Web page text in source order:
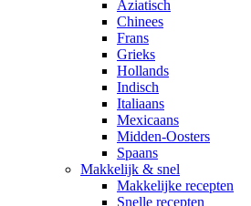
Aziatisch
Chinees
Frans
Grieks
Hollands
Indisch
Italiaans
Mexicaans
Midden-Oosters
Spaans
Makkelijk & snel
Makkelijke recepten
Snelle recepten